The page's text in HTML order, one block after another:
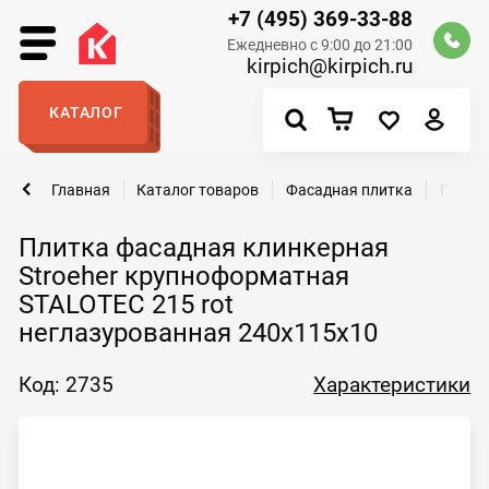
+7 (495) 369-33-88
Ежедневно с 9:00 до 21:00
kirpich@kirpich.ru
КАТАЛОГ
Плитка фасадная клинкерная
Stroeher крупноформатная
STALOTEC 215 rot
неглазурованная 240x115x10
Главная Каталог товаров Фасадная плитка
Код: 2735 Характеристики